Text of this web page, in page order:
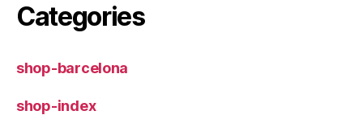
Categories
shop-barcelona
shop-index